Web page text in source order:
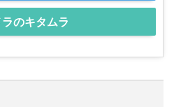
ラのキタムラ